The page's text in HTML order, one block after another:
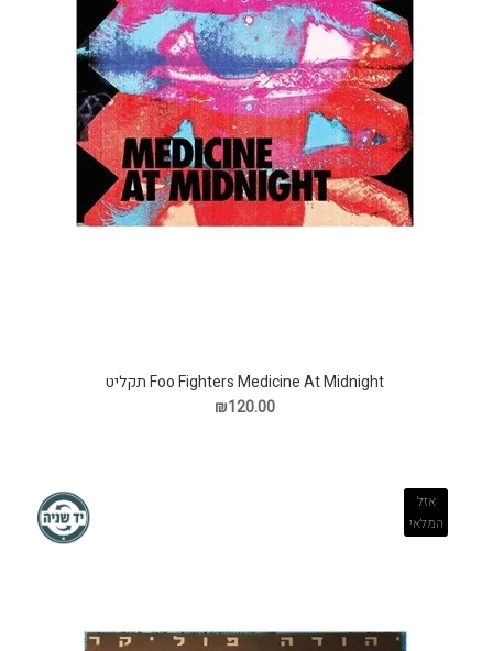
Foo Fighters Medicine At Midnight תקליט
₪120.00
אזל
המלאי